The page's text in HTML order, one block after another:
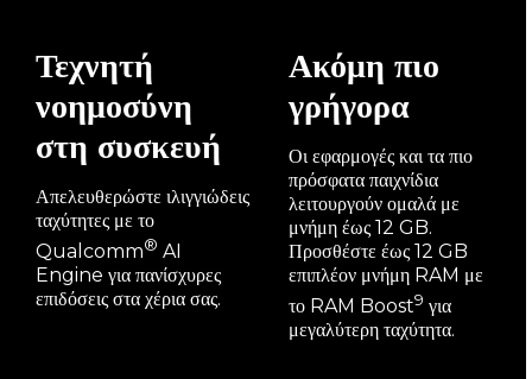
Τεχνητή
νοημοσύνη
στη συσκευή
Απελευθερώστε ιλιγγιώδεις
ταχύτητες με το
Qualcomm® AI
Engine για πανίσχυρες
επιδόσεις στα χέρια σας.
Ακόμη πιο
γρήγορα
Οι εφαρμογές και τα πιο
πρόσφατα παιχνίδια
λειτουργούν ομαλά με
μνήμη έως 12 GB.
Προσθέστε έως 12 GB
επιπλέον μνήμη RAM με
το RAM Boost9 για
μεγαλύτερη ταχύτητα.